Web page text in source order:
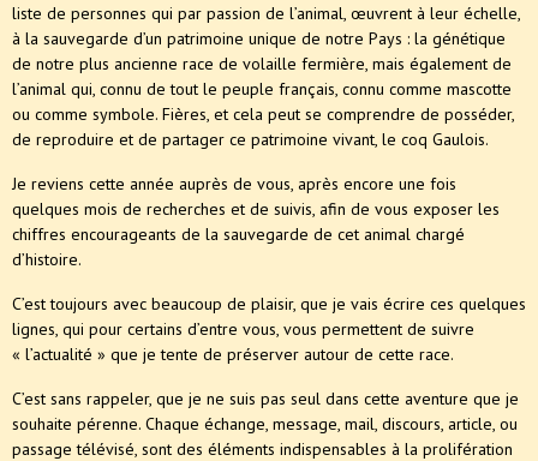
liste de personnes qui par passion de l’animal, œuvrent à leur échelle,
à la sauvegarde d’un patrimoine unique de notre Pays : la génétique
de notre plus ancienne race de volaille fermière, mais également de
l’animal qui, connu de tout le peuple français, connu comme mascotte
ou comme symbole. Fières, et cela peut se comprendre de posséder,
de reproduire et de partager ce patrimoine vivant, le coq Gaulois.
Je reviens cette année auprès de vous, après encore une fois
quelques mois de recherches et de suivis, afin de vous exposer les
chiffres encourageants de la sauvegarde de cet animal chargé
d’histoire.
C’est toujours avec beaucoup de plaisir, que je vais écrire ces quelques
lignes, qui pour certains d’entre vous, vous permettent de suivre
« l’actualité » que je tente de préserver autour de cette race.
C’est sans rappeler, que je ne suis pas seul dans cette aventure que je
souhaite pérenne. Chaque échange, message, mail, discours, article, ou
passage télévisé, sont des éléments indispensables à la prolifération